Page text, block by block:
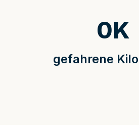
gefahrene
0K